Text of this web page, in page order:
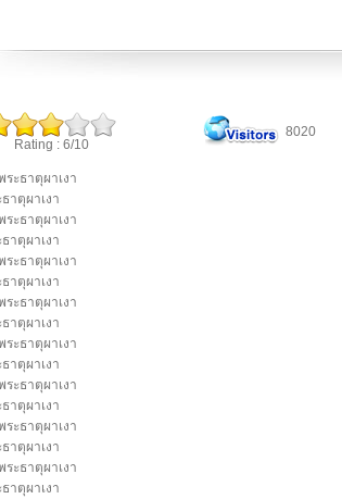
Rating : 6/10
8020
าตุผาเงา
าตุผาเงา
าตุผาเงา
าตุผาเงา
าตุผาเงา
าตุผาเงา
าตุผาเงา
าตุผาเงา